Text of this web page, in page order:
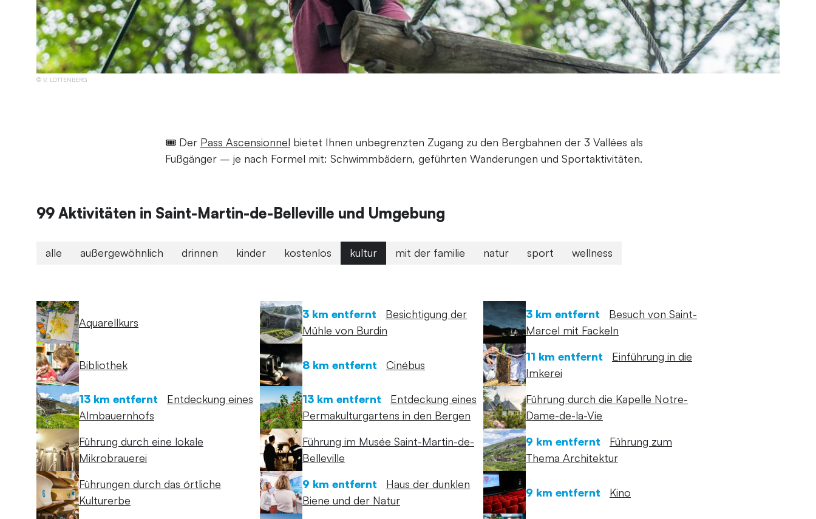
V. LOTTENBERG
🎟️ Der Pass Ascensionnel bietet Ihnen unbegrenzten Zugang zu den Bergbahnen der 3 Vallées als
Fußgänger – je nach Formel mit: Schwimmbädern, geführten Wanderungen und Sportaktivitäten.
99 Aktivitäten in Saint-Martin-de-Belleville und Umgebung
alle außergewöhnlich drinnen kinder kostenlos kultur mit der familie natur sport wellness
Aquarellkurs
3 km entfernt
Besichtigung der
Mühle von Burdin
3 km entfernt
Besuch von Saint-
Marcel mit Fackeln
Bibliothek 8 km entfernt Cinébus
11 km entfernt
Einführung in die
Imkerei
13 km entfernt
Entdeckung eines
Almbauernhofs
13 km entfernt
Entdeckung eines
Permakulturgartens in den Bergen
Führung durch die Kapelle Notre-
Dame-de-la-Vie
Führung durch eine lokale
Mikrobrauerei
Führung im Musée Saint-Martin-de-
Belleville
9 km entfernt
Führung zum
Thema Architektur
Führungen durch das örtliche
Kulturerbe
9 km entfernt
Haus der dunklen
Biene und der Natur
9 km entfernt Kino